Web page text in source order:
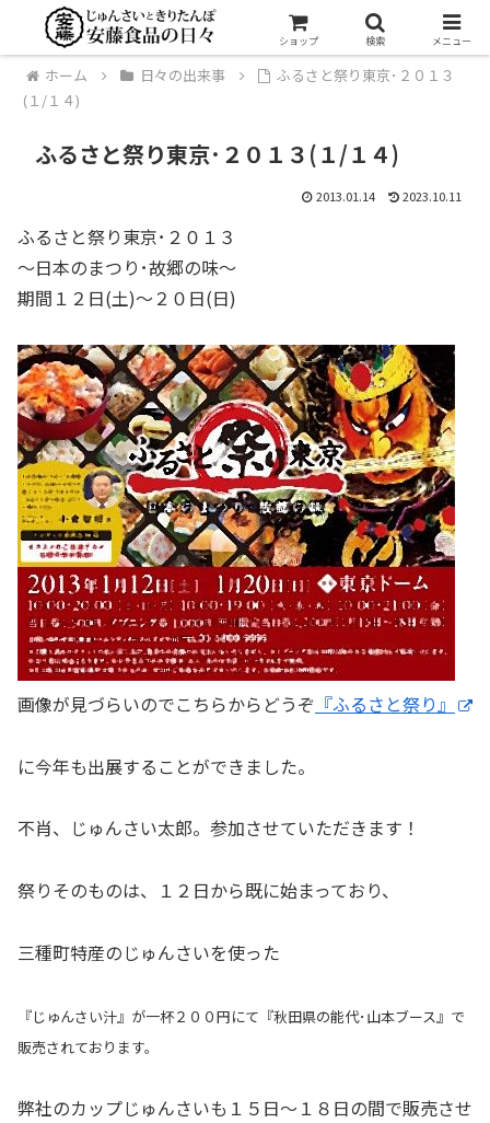
ホーム 日々の出来事
ふるさと祭り東京･２０１３
(１/１４)
ふるさと祭り東京･２０１３(１/１４)
2013.01.14 2023.10.11
ふるさと祭り東京･２０１３
〜日本のまつり･故郷の味〜
期間１２日(土)〜２０日(日)
画像が見づらいのでこちらからどうぞ 『ふるさと祭り』
に今年も出展することができました。
不肖、じゅんさい太郎。参加させていただきます！
祭りそのものは、１２日から既に始まっており、
三種町特産のじゅんさいを使った
『じゅんさい汁』が一杯２００円にて『秋田県の能代･山本ブース』で
販売されております。
弊社のカップじゅんさいも１５日〜１８日の間で販売させ
ショップ 検索 メニュー